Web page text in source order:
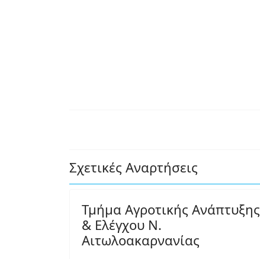
Σχετικές Αναρτήσεις
Τμήμα Αγροτικής Ανάπτυξης
& Ελέγχου Ν.
Αιτωλοακαρνανίας